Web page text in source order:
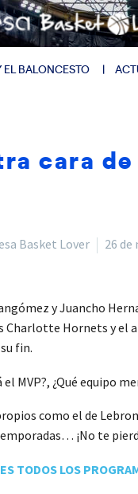
EL BALONCESTO
cara
Basket Lover 26 de
y Juancho
Charlotte Hornets y el
fin.
el MVP?, ¿Qué equipo
como el de
¡No te
TODOS LOS